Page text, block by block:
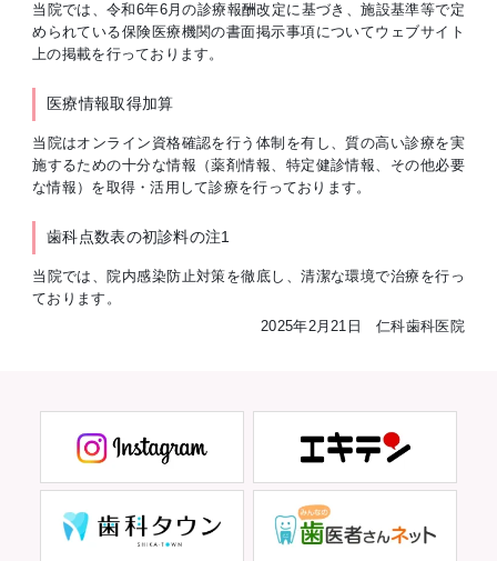
当院では、令和6年6月の診療報酬改定に基づき、施設基準等で定
められている保険医療機関の書面掲示事項についてウェブサイト
上の掲載を行っております。
医療情報取得加算
当院はオンライン資格確認を行う体制を有し、質の高い診療を実
施するための十分な情報（薬剤情報、特定健診情報、その他必要
な情報）を取得・活用して診療を行っております。
歯科点数表の初診料の注1
当院では、院内感染防止対策を徹底し、清潔な環境で治療を行っ
ております。
2025年2月21日 仁科歯科医院